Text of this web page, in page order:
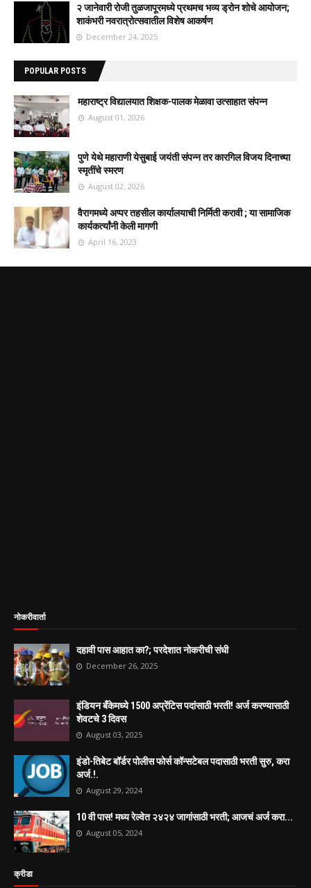
२ जानेवारी रोजी तुळजापूरमध्ये प्रथमच भव्य ड्रोन शोचे आयोजन;
शाकंभरी नवरात्रोत्सवातील विशेष आकर्षण
December 24, 2025
POPULAR POSTS
महाराष्ट्र विद्यालयात शिक्षक-पालक मेळावा उत्साहात संपन्न
August 01, 2026
पुणे येथे महाराणी येसुबाई जयंती संपन्न तर कारगिल विजय दिनाच्या
स्मृतींचे स्मरण
August 02, 2026
वैरागमध्ये अप्पर तहसील कार्यालयाची निर्मिती करावी ; या सामाजिक
कार्यकर्त्यांनी केली मागणी
April 16, 2023
नोकरीवार्ता
दहावी पास आहात का?; परदेशात नोकरीची संधी
December 26, 2025
इंडियन बँकेमध्ये 1500 अप्रेंटिस पदांसाठी भरती! अर्ज करण्यासाठी
शेवटचे 3 दिवस
August 03, 2025
इंडो-तिबेट बॉर्डर पोलीस फोर्स कॉन्सटेबल पदासाठी भरती सुरु, करा
अर्ज.!.
August 29, 2024
10 वी पास! मध्य रेल्वेत २४२४ जागांसाठी भरती; आजचं अर्ज करा...
August 05, 2024
क्रीडा